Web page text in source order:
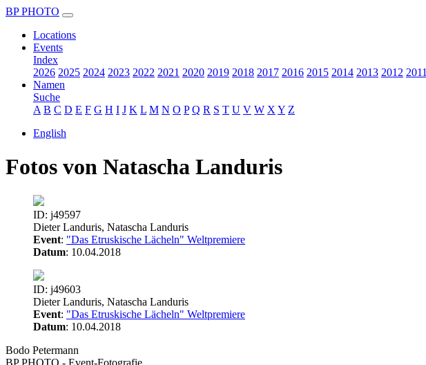
BP PHOTO
Locations
Events
Index
2026 2025 2024 2023 2022 2021 2020 2019 2018 2017 2016 2015 2014 2013 2012 2011
Namen
Suche
A B C D E F G H I J K L M N O P Q R S T U V W X Y Z
English
Fotos von Natascha Landuris
ID: j49597
Dieter Landuris, Natascha Landuris
Event: "Das Etruskische Lächeln" Weltpremiere
Datum: 10.04.2018
ID: j49603
Dieter Landuris, Natascha Landuris
Event: "Das Etruskische Lächeln" Weltpremiere
Datum: 10.04.2018
Bodo Petermann
BP PHOTO - Event-Fotografie